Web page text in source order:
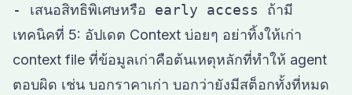
เทคนิคที่ 5: อัปเดต Context บ่อยๆ อย่าทิ้งให้เก่า
context file ที่ข้อมูลเก่าคือต้นเหตุหลักที่ทำให้ agent
ตอบผิด เช่น บอกราคาเก่า บอกว่ายังมีสต็อกทั้งที่หมด